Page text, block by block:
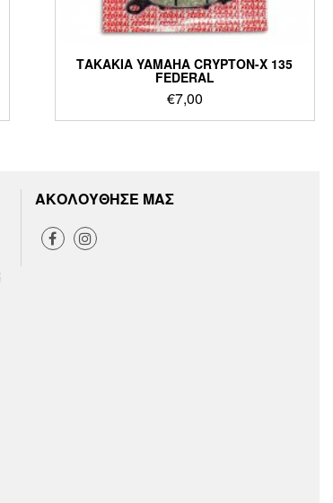
ΤΑΚΑΚΙΑ YAMAHA CRYPTON-X 135
FEDERAL
€7,00
ΑΚΟΛΟΥΘΗΣΕ ΜΑΣ